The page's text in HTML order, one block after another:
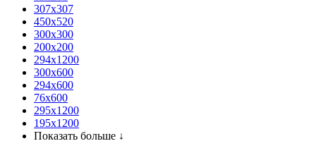
307x307
450x520
300x300
200x200
294x1200
300x600
294x600
76х600
295х1200
195х1200
Показать больше ↓